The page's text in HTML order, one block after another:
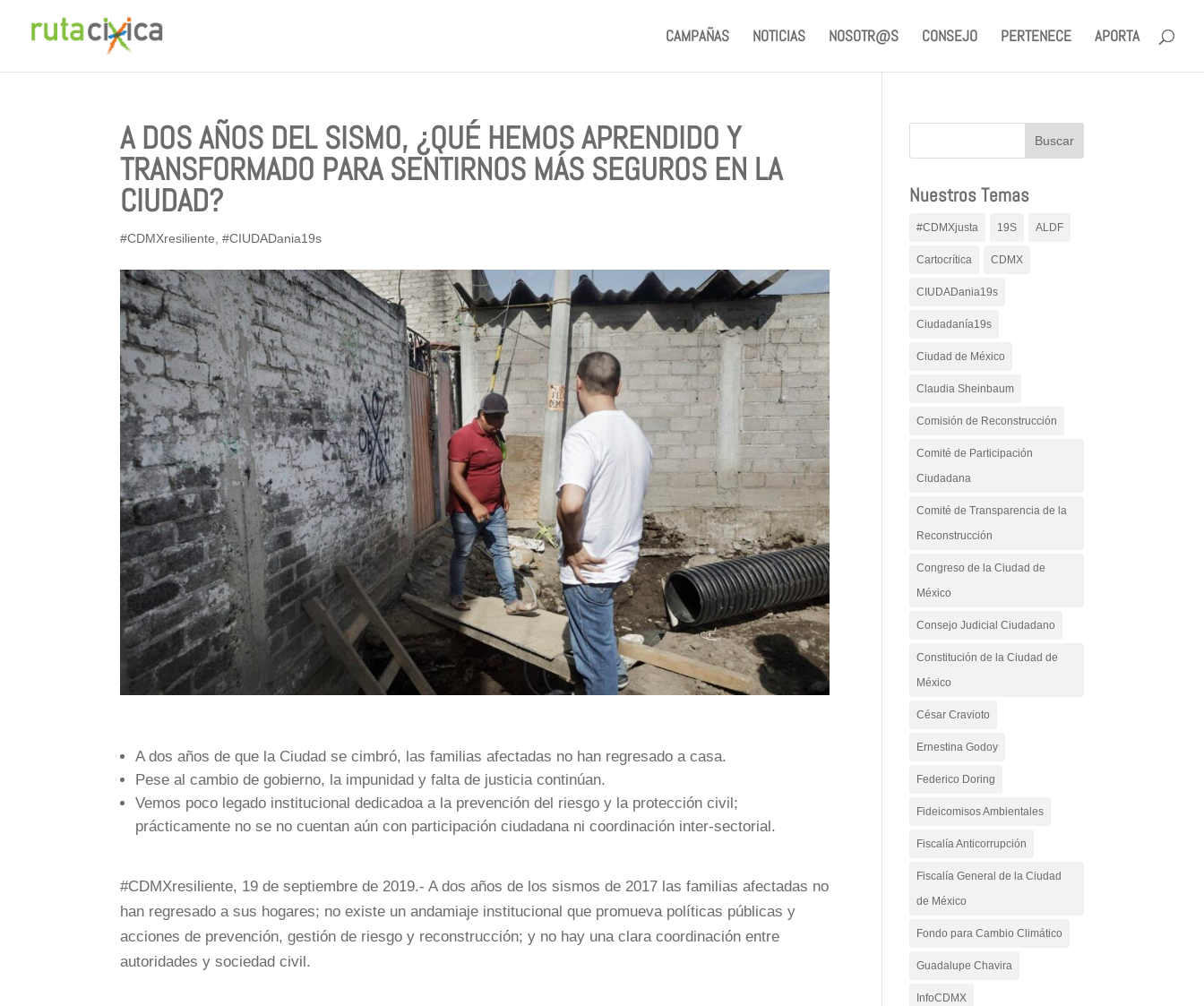
CAMPAÑAS NOTICIAS NOSOTR@S CONSEJO PERTENECE APORTA
A DOS AÑOS DEL SISMO, ¿QUÉ HEMOS APRENDIDO Y
TRANSFORMADO PARA SENTIRNOS MÁS SEGUROS EN LA
CIUDAD?
#CDMXresiliente ,#CIUDADania19s
A dos años de que la Ciudad se cimbró, las familias afectadas no han regresado a casa.
Pese al cambio de gobierno, la impunidad y falta de justicia continúan.
Vemos poco legado institucional dedicadoa a la prevención del riesgo y la protección civil;
prácticamente no se no cuentan aún con participación ciudadana ni coordinación inter-sectorial.
#CDMXresiliente, 19 de septiembre de 2019.- A dos años de los sismos de 2017 las familias afectadas no
han regresado a sus hogares; no existe un andamiaje institucional que promueva políticas públicas y
acciones de prevención, gestión de riesgo y reconstrucción; y no hay una clara coordinación entre
autoridades y sociedad civil.
Nuestros Temas
#CDMXjusta 19S ALDF
Cartocrítica CDMX
CIUDADania19s
Ciudadanía19s
Ciudad de México
Claudia Sheinbaum
Comisión de Reconstrucción
Comité de Participación
Ciudadana
Comité de Transparencia de la
Reconstrucción
Congreso de la Ciudad de
México
Consejo Judicial Ciudadano
Constitución de la Ciudad de
México
César Cravioto
Ernestina Godoy
Federico Doring
Fideicomisos Ambientales
Fiscalía Anticorrupción
Fiscalía General de la Ciudad
de México
Fondo para Cambio Climático
Guadalupe Chavira
InfoCDMX